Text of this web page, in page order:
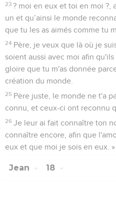
23 ? moi en eux et toi en moi ?,
un et qu’ainsi le monde
que tu les as aimés comme tu
24 Père, je veux que là où je
soient aussi avec moi afin
gloire que tu m'as donnée
création du monde.
25 Père juste, le monde ne t'a
connu, et ceux-ci ont reconnu
26 Je leur ai fait connaître ton
connaître encore, afin que
eux et que moi je sois en eux. »
Jean 18